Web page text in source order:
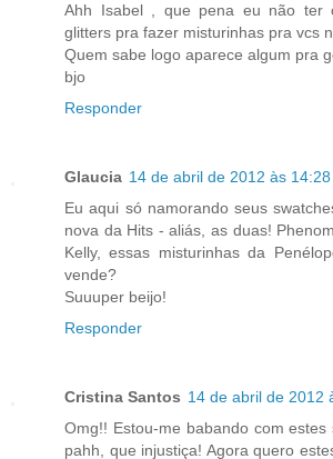
Ahh Isabel , que pena eu não ter
glitters pra fazer misturinhas pra vcs
Quem sabe logo aparece algum pra
bjo
Responder
Glaucia 14 de abril de 2012 às 14:28
Eu aqui só namorando seus
nova da Hits - aliás, as duas!
Kelly, essas misturinhas da
vende?
Suuuper beijo!
Responder
Cristina Santos 14 de abril de 2012
Omg!! Estou-me babando com estes
pahh, que injustiça! Agora quero